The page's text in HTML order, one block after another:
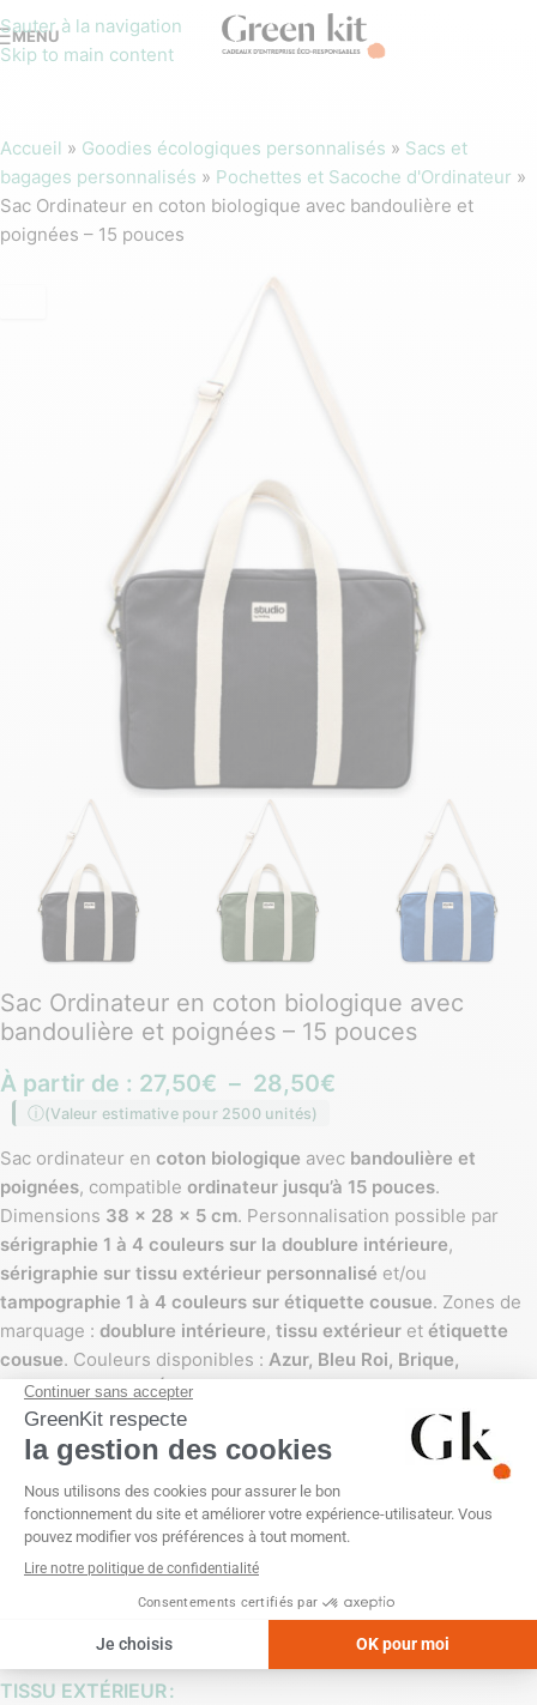
Sauter à la navigation
Skip to main content
MENU
Accueil » Goodies écologiques personnalisés » Sacs et
bagages personnalisés » Pochettes et Sacoche d'Ordinateur »
Sac Ordinateur en coton biologique avec bandoulière et
poignées – 15 pouces
Sac Ordinateur en coton biologique avec
bandoulière et poignées – 15 pouces
À partir de : 27,50€ – 28,50€
(Valeur estimative pour 2500 unités)
Sac ordinateur en coton biologique avec bandoulière et
poignées, compatible ordinateur jusqu’à 15 pouces.
Dimensions 38 x 28 x 5 cm. Personnalisation possible par
sérigraphie 1 à 4 couleurs sur la doublure intérieure,
sérigraphie sur tissu extérieur personnalisé et/ou
tampographie 1 à 4 couleurs sur étiquette cousue. Zones de
marquage : doublure intérieure, tissu extérieur et étiquette
cousue. Couleurs disponibles : Azur, Bleu Roi, Brique,
Chocolat, Cuivre, Écru, Jute, Lavande, Marine, Noir, Ocre,
Olive, Rouge, Saumon, Vert d’eau
DOUBLURE
ÉTIQUETTE
TISSU EXTÉRIEUR